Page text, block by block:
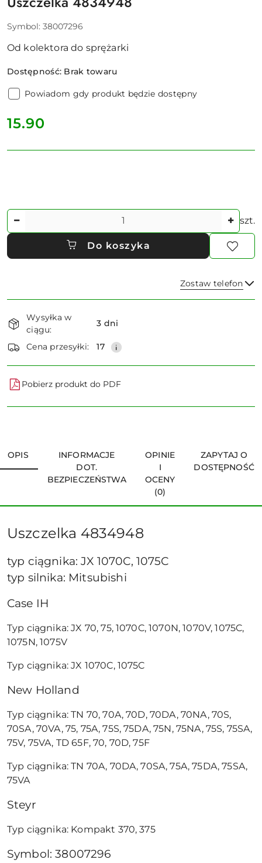
Symbol: 38007296
Od kolektora do sprężarki
Dostępność: Brak towaru
Powiadom gdy produkt będzie dostępny
cena:
15.90
Ilość szt.
Do koszyka
Zostaw telefon
Dostępność
i
dostawa
Wysyłka w
ciągu:
3 dni
Cena przesyłki: 17
Pobierz produkt do PDF
OPIS
INFORMACJE
DOT.
BEZPIECZEŃSTWA
OPINIE
I
OCENY
(0)
ZAPYTAJ O
DOSTĘPNOŚĆ
Uszczelka 4834948
typ ciągnika: JX 1070C, 1075C
typ silnika: Mitsubishi
Case IH
Typ ciągnika: JX 70, 75, 1070C, 1070N, 1070V, 1075C,
1075N, 1075V
Typ ciągnika: JX 1070C, 1075C
New Holland
Typ ciągnika: TN 70, 70A, 70D, 70DA, 70NA, 70S,
70SA, 70VA, 75, 75A, 75S, 75DA, 75N, 75NA, 75S, 75SA,
75V, 75VA, TD 65F, 70, 70D, 75F
Typ ciągnika: TN 70A, 70DA, 70SA, 75A, 75DA, 75SA,
75VA
Steyr
Typ ciągnika: Kompakt 370, 375
Symbol: 38007296